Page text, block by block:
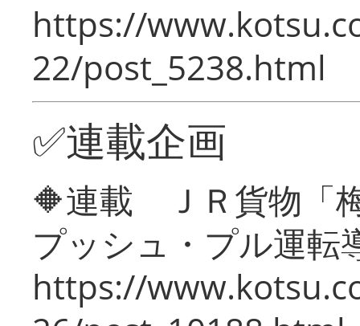
https://
22/post_5238.html
✅連載企画
🔶連載 ＪＲ貨物「
プッシュ・プル運転
https://